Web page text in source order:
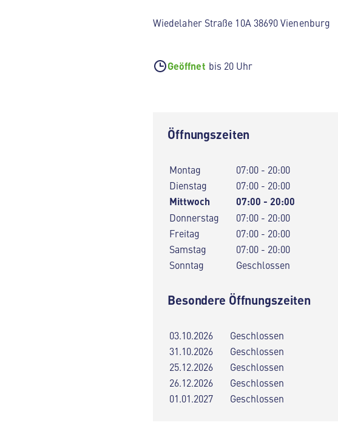
Wiedelaher Straße 10A 38690 Vienenburg
Geöffnet bis 20 Uhr
Öffnungszeiten
Montag
07:00 - 20:00
Dienstag
07:00 - 20:00
Mittwoch 07:00 - 20:00
Donnerstag
07:00 - 20:00
Freitag
07:00 - 20:00
Samstag
07:00 - 20:00
Sonntag
Geschlossen
Besondere Öffnungszeiten
03.10.2026
Geschlossen
31.10.2026
Geschlossen
25.12.2026
Geschlossen
26.12.2026
Geschlossen
01.01.2027
Geschlossen